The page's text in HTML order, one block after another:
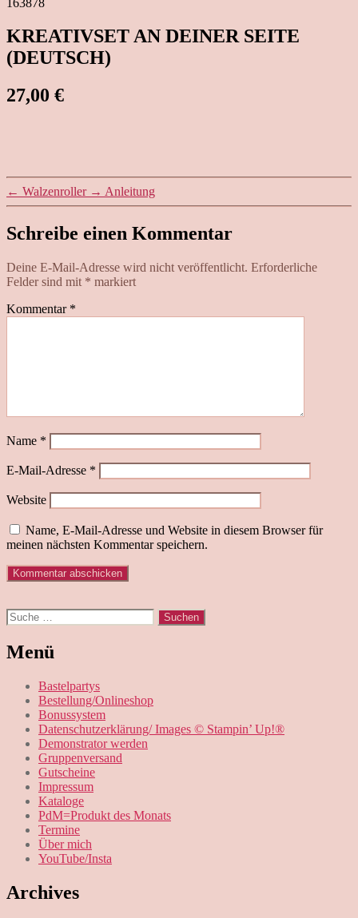
KREATIVSET AN DEINER SEITE
(DEUTSCH)
27,00 €
← Walzenroller → Anleitung
Schreibe einen Kommentar
Deine E-Mail-Adresse wird nicht veröffentlicht. Erforderliche
Felder sind mit * markiert
Kommentar *
Name *
E-Mail-Adresse *
Website
Name, E-Mail-Adresse und Website in diesem Browser für
meinen nächsten Kommentar speichern.
Suche
nach:
Menü
Bastelpartys
Bestellung/Onlineshop
Bonussystem
Datenschutzerklärung/ Images © Stampin’ Up!®
Demonstrator werden
Gruppenversand
Gutscheine
Impressum
Kataloge
PdM=Produkt des Monats
Termine
Über mich
YouTube/Insta
Archives